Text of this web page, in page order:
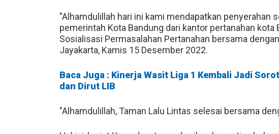
"Alhamdulillah hari ini kami mendapatkan penyerahan
pemerintah Kota Bandung dari kantor pertanahan kota
Sosialisasi Permasalahan Pertanahan bersama
Jayakarta, Kamis 15 Desember 2022.
Baca Juga : Kinerja Wasit Liga 1 Kembali Jadi
dan Dirut LIB
"Alhamdulillah, Taman Lalu Lintas selesai bersama